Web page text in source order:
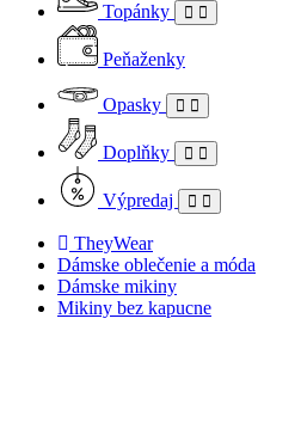
Topánky
Peňaženky
Opasky
Doplňky
Výpredaj
TheyWear
Dámske oblečenie a móda
Dámske mikiny
Mikiny bez kapucne